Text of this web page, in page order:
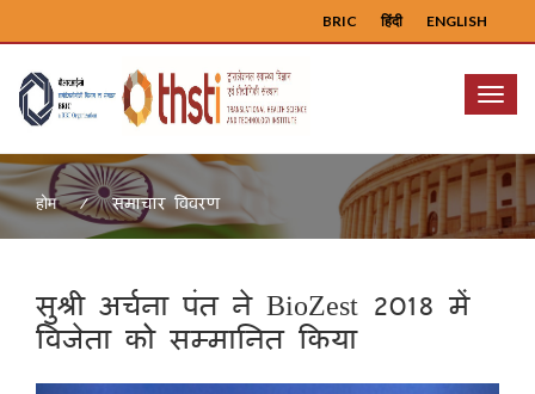
ENGLISH
हिंदी
BRIC
Menu
होम समाचार विवरण
सुश्री अर्चना पंत ने BioZest 2018 में
विजेता को सम्मानित किया